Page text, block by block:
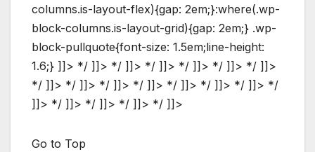
columns.is-layout-flex){gap: 2em;}:where(.wp-
block-columns.is-layout-grid){gap: 2em;} .wp-
block-pullquote{font-size: 1.5em;line-height:
1.6;} ]]> */ ]]> */ ]]> */ ]]> */ ]]> */ ]]> */ ]]>
*/ ]]> */ ]]> */ ]]> */ ]]> */ ]]> */ ]]> */ ]]> */
]]> */ ]]> */ ]]> */ ]]> */ ]]>
Go to Top